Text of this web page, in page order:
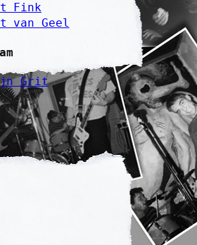
Fink
van Geel
Grit